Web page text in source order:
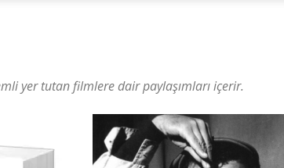
yer tutan filmlere dair paylaşımları içerir.